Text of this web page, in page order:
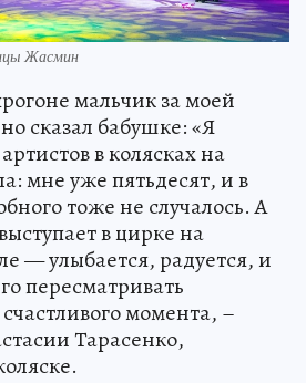
Жасмин
мальчик за моей
сказал бабушке: «Я
в колясках на
мне уже пятьдесят, и в
тоже не случалось. А
в цирке на
— улыбается, радуется, и
пересматривать
момента, –
Тарасенко,